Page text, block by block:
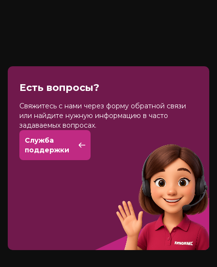
Есть вопросы?
Cвяжитесь с нами через форму обратной связи
или найдите нужную информацию в часто
задаваемых вопросах.
Служба
поддержки